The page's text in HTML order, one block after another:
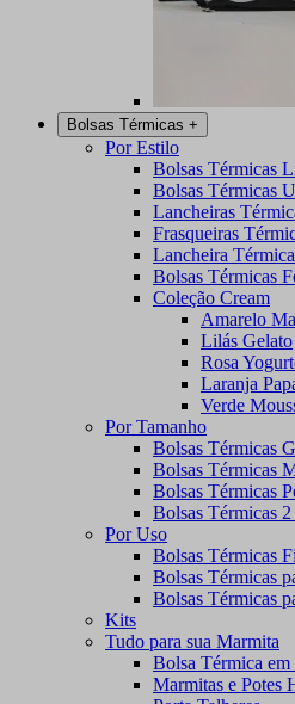
Bolsas Térmicas +
Por Estilo
Bolsas Térmicas
Bolsas Térmicas
Lancheiras
Frasqueiras
Lancheira
Bolsas Térmicas
Coleção Cream
Amarelo
Lilás Gelato
Rosa
Laranja
Verde
Por Tamanho
Bolsas Térmicas
Bolsas Térmicas
Bolsas Térmicas
Bolsas Térmicas
Por Uso
Bolsas Térmicas
Bolsas Térmicas
Bolsas Térmicas
Kits
Tudo para sua Marmita
Bolsa Térmica em
Marmitas e Potes